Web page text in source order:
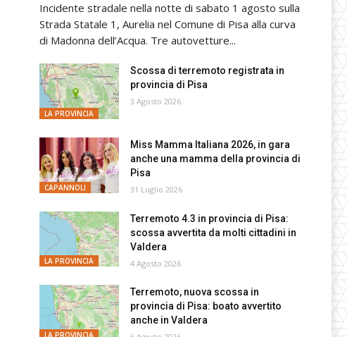
Incidente stradale nella notte di sabato 1 agosto sulla
Strada Statale 1, Aurelia nel Comune di Pisa alla curva
di Madonna dell’Acqua. Tre autovetture...
LA PROVINCIA
Scossa di terremoto registrata in
provincia di Pisa
3 Agosto 2026
CAPANNOLI
Miss Mamma Italiana 2026, in gara
anche una mamma della provincia di
Pisa
31 Luglio 2026
LA PROVINCIA
Terremoto 4.3 in provincia di Pisa:
scossa avvertita da molti cittadini in
Valdera
4 Agosto 2026
LA PROVINCIA
Terremoto, nuova scossa in
provincia di Pisa: boato avvertito
anche in Valdera